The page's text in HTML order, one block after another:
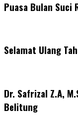
Puasa Bulan Suci
Selamat Ulang
Dr. Safrizal Z.A,
Belitung